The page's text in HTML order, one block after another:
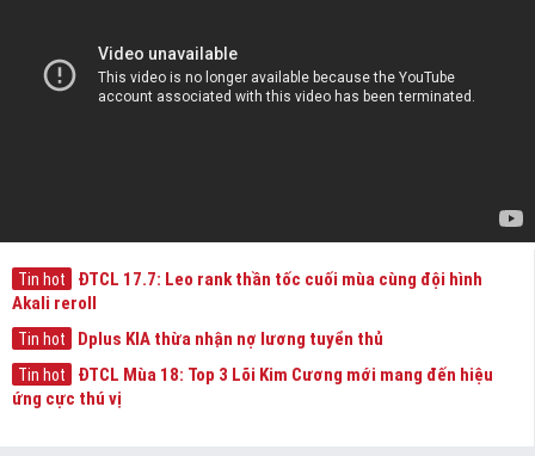
Tin hot
ĐTCL 17.7: Leo rank thần tốc cuối mùa cùng đội hình
Akali reroll
Tin hot Dplus KIA thừa nhận nợ lương tuyển thủ
Tin hot
ĐTCL Mùa 18: Top 3 Lõi Kim Cương mới mang đến hiệu
ứng cực thú vị